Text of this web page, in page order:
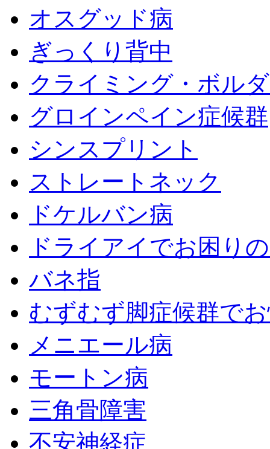
オスグッド病
ぎっくり背中
クライミング・ボル
グロインペイン症候群
シンスプリント
ストレートネック
ドケルバン病
ドライアイでお困り
バネ指
むずむず脚症候群で
メニエール病
モートン病
三角骨障害
不安神経症